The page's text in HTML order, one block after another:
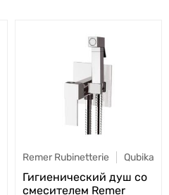
Remer Rubinetterie Qubika
Гигиенический душ со
смесителем Remer